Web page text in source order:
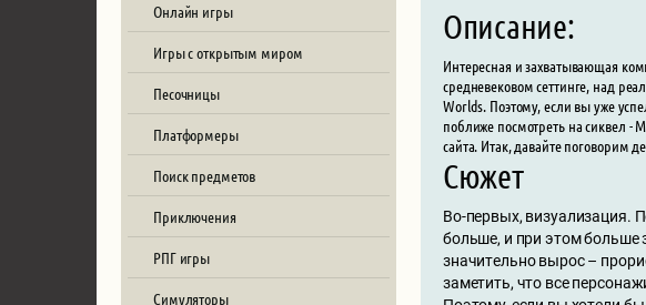
Онлайн игры
Игры с открытым миром
Песочницы
Платформеры
Поиск предметов
Приключения
РПГ игры
Симуляторы
Описание:
Интересная и захватывающая
средневековом сеттинге, над
Worlds. Поэтому, если вы уже
поближе посмотреть на сиквел -
сайта. Итак, давайте поговорим
Сюжет
Во-первых, визуализация.
больше, и при этом больше
значительно вырос –
заметить, что все